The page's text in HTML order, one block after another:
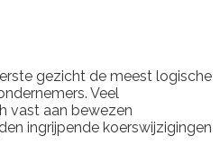
gezicht de meest logische
Veel
vast aan bewezen
ingrijpende koerswijzigingen